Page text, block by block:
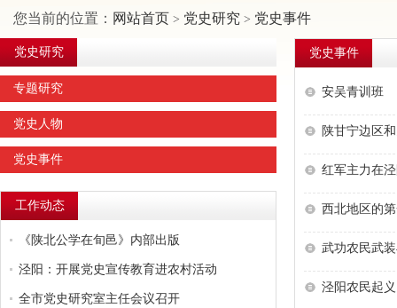
您当前的位置： 网站首页 > 党史研究 > 党史事件
党史研究
专题研究
党史人物
党史事件
工作动态
《陕北公学在旬邑》内部出版
泾阳：开展党史宣传教育进农村活动
全市党史研究室主任会议召开
党史事件
安吴青训班
陕甘宁边区
红军主力在
西北地区的
武功农民武
泾阳农民起义